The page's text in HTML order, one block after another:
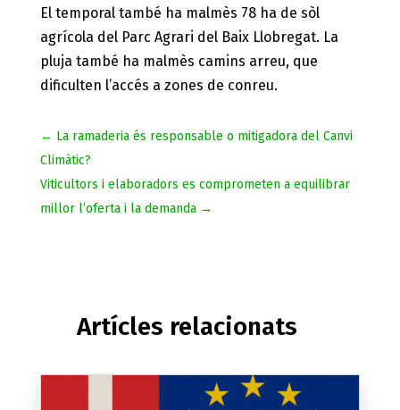
El temporal també ha malmès 78 ha de sòl
agrícola del Parc Agrari del Baix Llobregat. La
pluja també ha malmès camins arreu, que
dificulten l’accés a zones de conreu.
← La ramaderia és responsable o mitigadora del Canvi
Climàtic?
Viticultors i elaboradors es comprometen a equilibrar
millor l’oferta i la demanda→
Artícles relacionats